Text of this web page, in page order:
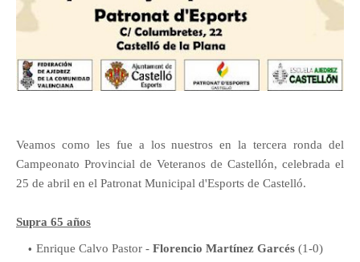
Veamos como les fue a los nuestros en la tercera ronda del
Campeonato Provincial de Veteranos de Castellón, celebrada el
25 de abril en el Patronat Municipal d'Esports de Castelló.
Supra 65 años
Enrique Calvo Pastor - Florencio Martínez Garcés (1-0)